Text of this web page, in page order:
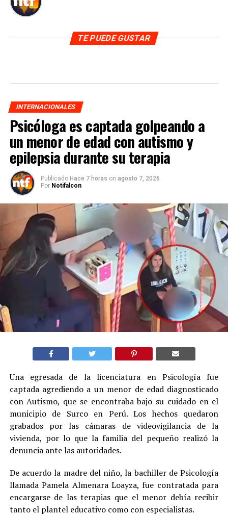
TE PUEDE GUSTAR
INTERNACIONALES
Psicóloga es captada golpeando a
un menor de edad con autismo y
epilepsia durante su terapia
Publicado Hace 7 horas on agosto 7, 2026
Por Notifalcon
Una egresada de la licenciatura en Psicología fue
captada agrediendo a un menor de edad diagnosticado
con Autismo, que se encontraba bajo su cuidado en el
municipio de Surco en Perú. Los hechos quedaron
grabados por las cámaras de videovigilancia de la
vivienda, por lo que la familia del pequeño realizó la
denuncia ante las autoridades.
De acuerdo la madre del niño, la bachiller de Psicología
llamada Pamela Almenara Loayza, fue contratada para
encargarse de las terapias que el menor debía recibir
tanto el plantel educativo como con especialistas.